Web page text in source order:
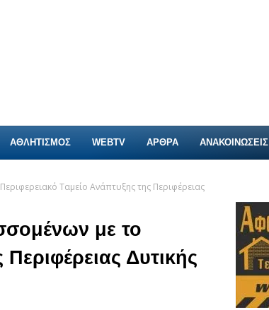
ΑΘΛΗΤΙΣΜΟΣ WEBTV ΑΡΘΡΑ ΑΝΑΚΟΙΝΩΣΕΙΣ
Ταμείο Ανάπτυξης της Περιφέρειας
με το
Δυτικής